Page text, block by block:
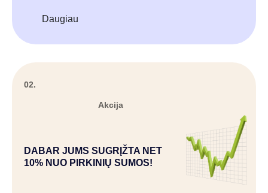
Daugiau
02.
Akcija
DABAR JUMS SUGRĮŽTA NET
10% NUO PIRKINIŲ SUMOS!